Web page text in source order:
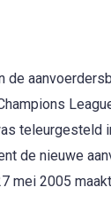
de
teleurgesteld
de nieuwe
mei 2005